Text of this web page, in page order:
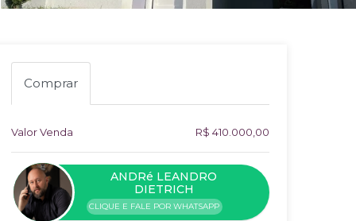
Comprar
Valor Venda R$ 410.000,00
ANDRé LEANDRO
DIETRICH
CLIQUE E FALE POR WHATSAPP